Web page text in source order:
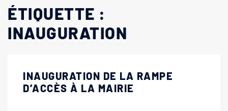
ÉTIQUETTE :
INAUGURATION
INAUGURATION DE LA RAMPE
D’ACCÈS À LA MAIRIE